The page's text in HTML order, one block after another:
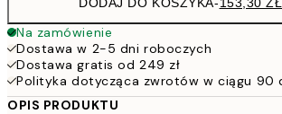
Na zamówienie
Dostawa w 2-5 dni roboczych
Dostawa gratis od 249 zł
Polityka dotycząca zwrotów w ciągu 90
OPIS PRODUKTU